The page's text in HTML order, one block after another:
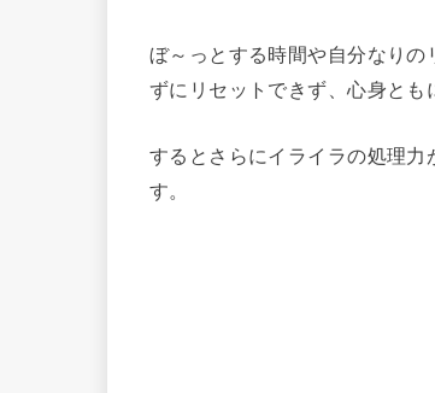
ぼ～っとする時間や自分なりの
ずにリセットできず、心身とも
するとさらにイライラの処理
す。